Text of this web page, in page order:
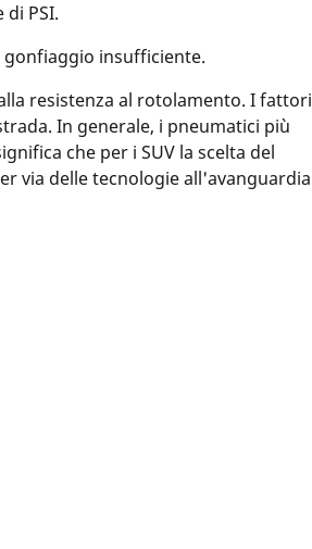
PSI.
gonfiaggio insufficiente.
resistenza al rotolamento. I fattori
In generale, i pneumatici più
che per i SUV la scelta del
via delle tecnologie all'avanguardia